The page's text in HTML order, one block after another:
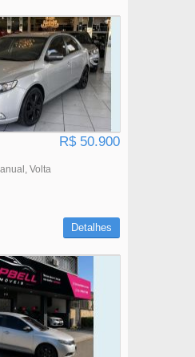
R$ 50.900
Volta
Detalhes